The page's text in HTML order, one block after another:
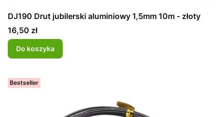
DJ190 Drut jubilerski aluminiowy 1,5mm 10m - złoty
Cena
16,50 zł
Do koszyka
Bestseller